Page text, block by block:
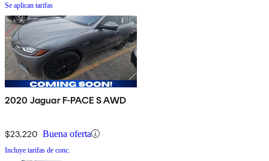
Se aplican tarifas
2020 Jaguar F-PACE S AWD
$23,220 Buena oferta
Incluye tarifas de conc.